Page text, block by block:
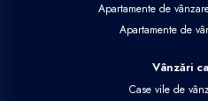
Apartamente de
Apartamente de
Vânzări
Case vile de